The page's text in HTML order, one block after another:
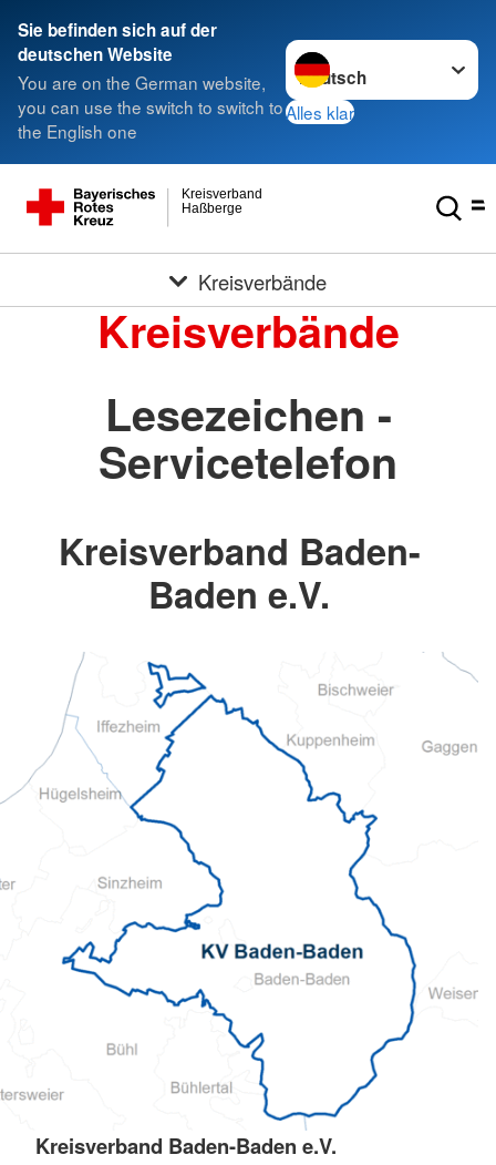
Sie befinden sich auf der
deutschen Website
You are on the German website,
you can use the switch to switch to
the English one
Sprache wechseln zu
Alles klar
Haßberge
Kreisverband
Kreisverbände
Kreisverbände
Lesezeichen -
Servicetelefon
Kreisverband Baden-
Baden e.V.
Kreisverband Baden-Baden e.V.